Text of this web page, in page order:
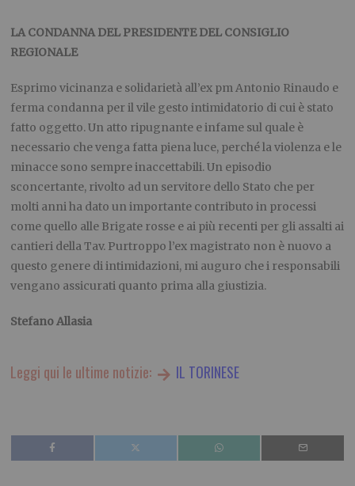
LA CONDANNA DEL PRESIDENTE DEL CONSIGLIO
REGIONALE
Esprimo vicinanza e solidarietà all’ex pm Antonio Rinaudo e
ferma condanna per il vile gesto intimidatorio di cui è stato
fatto oggetto. Un atto ripugnante e infame sul quale è
necessario che venga fatta piena luce, perché la violenza e le
minacce sono sempre inaccettabili. Un episodio
sconcertante, rivolto ad un servitore dello Stato che per
molti anni ha dato un importante contributo in processi
come quello alle Brigate rosse e ai più recenti per gli assalti ai
cantieri della Tav. Purtroppo l’ex magistrato non è nuovo a
questo genere di intimidazioni, mi auguro che i responsabili
vengano assicurati quanto prima alla giustizia.
Stefano Allasia
Leggi qui le ultime notizie: IL TORINESE